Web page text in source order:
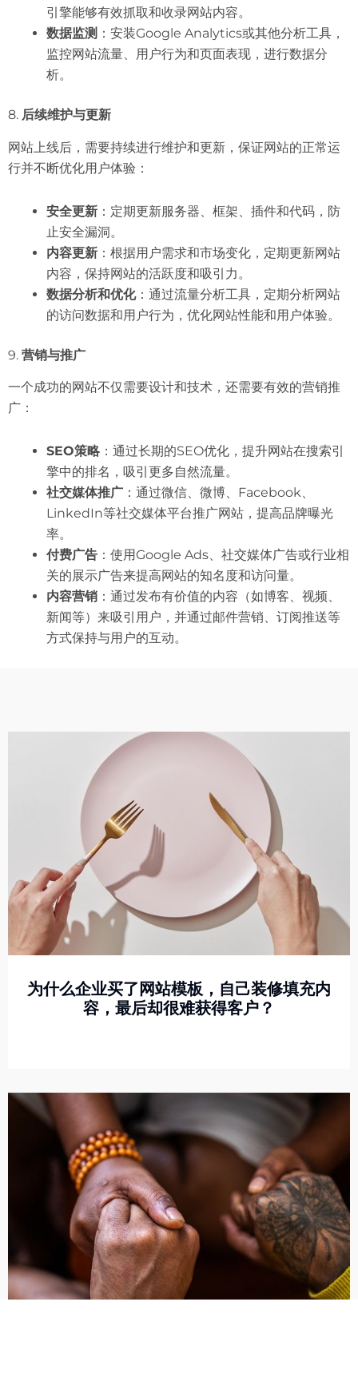
引擎能够有效抓取和收录网站内容。
数据监测 ：安装Google Analytics或其他分析工具，
监控网站流量、用户行为和页面表现，进行数据分
析。
8. 后续维护与更新
网站上线后，需要持续进行维护和更新，保证网站的正常运
行并不断优化用户体验：
安全更新 ：定期更新服务器、框架、插件和代码，防
止安全漏洞。
内容更新 ：根据用户需求和市场变化，定期更新网站
内容，保持网站的活跃度和吸引力。
数据分析和优化：通过流量分析工具，定期分析网站
的访问数据和用户行为，优化网站性能和用户体验。
9. 营销与推广
一个成功的网站不仅需要设计和技术，还需要有效的营销推
广：
SEO策略 ：通过长期的SEO优化，提升网站在搜索引
擎中的排名，吸引更多自然流量。
社交媒体推广 ：通过微信、微博、Facebook、
LinkedIn等社交媒体平台推广网站，提高品牌曝光
率。
付费广告 ：使用Google Ads、社交媒体广告或行业相
关的展示广告来提高网站的知名度和访问量。
内容营销 ：通过发布有价值的内容（如博客、视频、
新闻等）来吸引用户，并通过邮件营销、订阅推送等
方式保持与用户的互动。
为什么企业买了网站模板，自己装修填充内
容，最后却很难获得客户？